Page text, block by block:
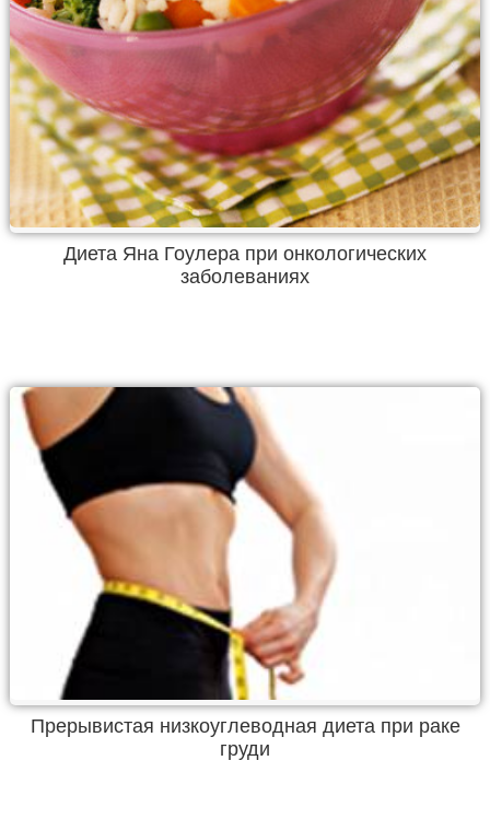
Диета Яна Гоулера при онкологических
заболеваниях
Прерывистая низкоуглеводная диета при раке
груди